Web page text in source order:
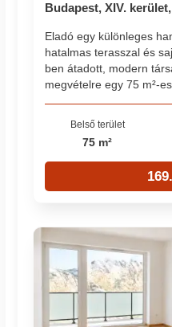
Budapest, XIV.
Eladó egy különleges
hatalmas terasszal és
ben átadott, modern
megvételre egy 75 m²-
Belső terület
75 m²